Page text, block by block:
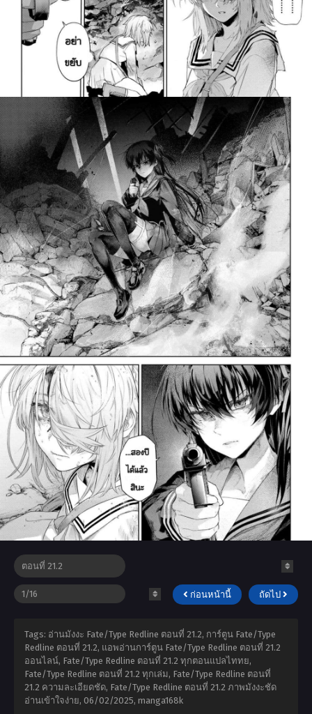
ก่อนหน้านี้ ถัดไป
Tags: อ่านมังงะ Fate/Type Redline ตอนที่ 21.2, การ์ตูน Fate/Type
Redline ตอนที่ 21.2, แอพอ่านการ์ตูน Fate/Type Redline ตอนที่ 21.2
ออนไลน์, Fate/Type Redline ตอนที่ 21.2 ทุกตอนแปลไททย,
Fate/Type Redline ตอนที่ 21.2 ทุกเล่ม, Fate/Type Redline ตอนที่
21.2 ความละเอียดชัด, Fate/Type Redline ตอนที่ 21.2 ภาพมังงะชัด
อ่านเข้าใจง่าย, 06/02/2025, manga168k